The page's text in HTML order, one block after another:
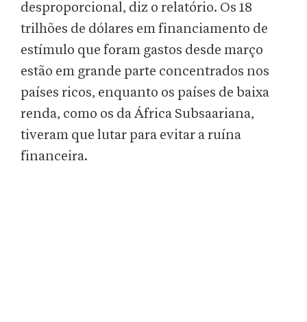
desproporcional, diz o relatório. Os 18
trilhões de dólares em financiamento de
estímulo que foram gastos desde março
estão em grande parte concentrados nos
países ricos, enquanto os países de baixa
renda, como os da África Subsaariana,
tiveram que lutar para evitar a ruína
financeira.